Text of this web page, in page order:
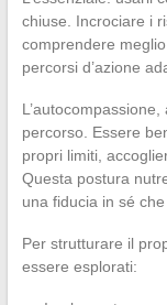
chiuse. Incrociare i
comprendere
percorsi d’azione
percorso. Essere
propri limiti,
Questa postura
una fiducia in sé
Per strutturare il
essere esplorati: